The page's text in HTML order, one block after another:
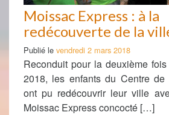
Moissac Express : à la
redécouverte de la
Publié le vendredi 2 mars 2018
Reconduit pour la deuxième
2018, les enfants du Centre de
ont pu redécouvrir leur ville
Moissac Express concocté […]